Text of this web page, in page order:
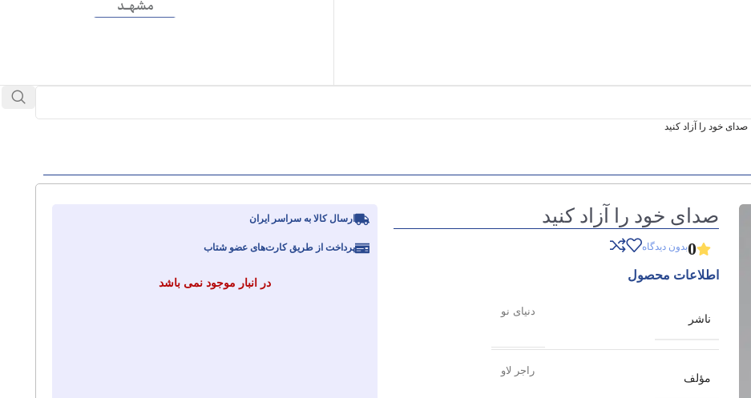
صدای خود را آزاد کنید
صدای خود را آزاد کنید
0بدون دیدگاه
اطلاعات محصول
ناشر
دنیای نو
مؤلف
راجر لاو
ارسال کالا به سراسر ایران
پرداخت از طریق کارت‌های عضو شتاب
در انبار موجود نمی باشد